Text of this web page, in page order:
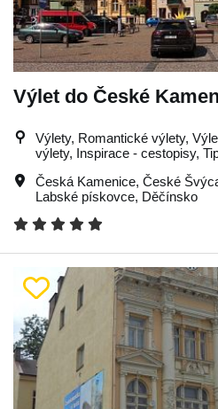
Výlet do České
Výlety, Romantické výlety,
výlety, Inspirace - cestopisy,
Česká Kamenice, České
Labské pískovce, Děčínsko